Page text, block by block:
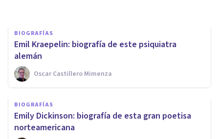
BIOGRAFÍAS
Emil Kraepelin: biografía de este psiquiatra
alemán
Oscar Castillero Mimenza
BIOGRAFÍAS
Emily Dickinson: biografía de esta gran poetisa
norteamericana
Lucrecia Borgia: biografía de
la hija del papa Alejandro VI